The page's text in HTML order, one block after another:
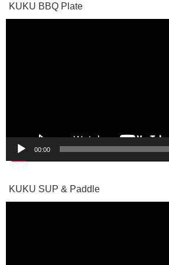
KUKU BBQ Plate
00:00
KUKU SUP & Paddle